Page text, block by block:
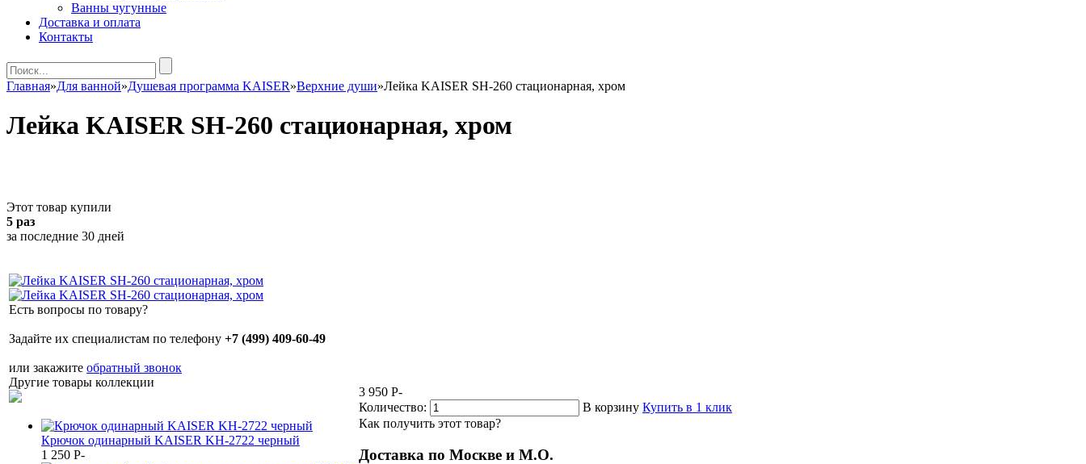
Ванны чугунные
Доставка и оплата
Контакты
Главная»Для ванной»Душевая программа KAISER»Верхние души»Лейка KAISER SH-260 стационарная, хром
Лейка KAISER SH-260 стационарная, хром
Этот товар купили
5 раз
за последние 30 дней
Есть вопросы по товару?
Задайте их специалистам по телефону +7 (499) 409-60-49
или закажите обратный звонок
Другие товары коллекции
Крючок одинарный KAISER KH-2722 черный
1 250 P-
3 950 P-
Количество:
В корзину Купить в 1 клик
Как получить этот товар?
Доставка по Москве и М.О.